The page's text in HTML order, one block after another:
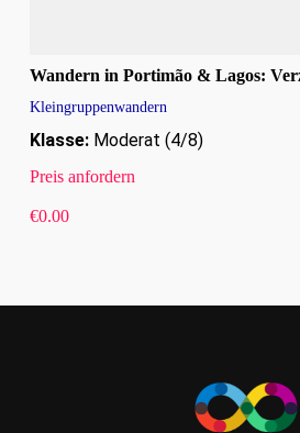
Wandern in Portimão & Lagos:
Kleingruppenwandern
Klasse:Moderat (4/8)
Preis anfordern
€0.00